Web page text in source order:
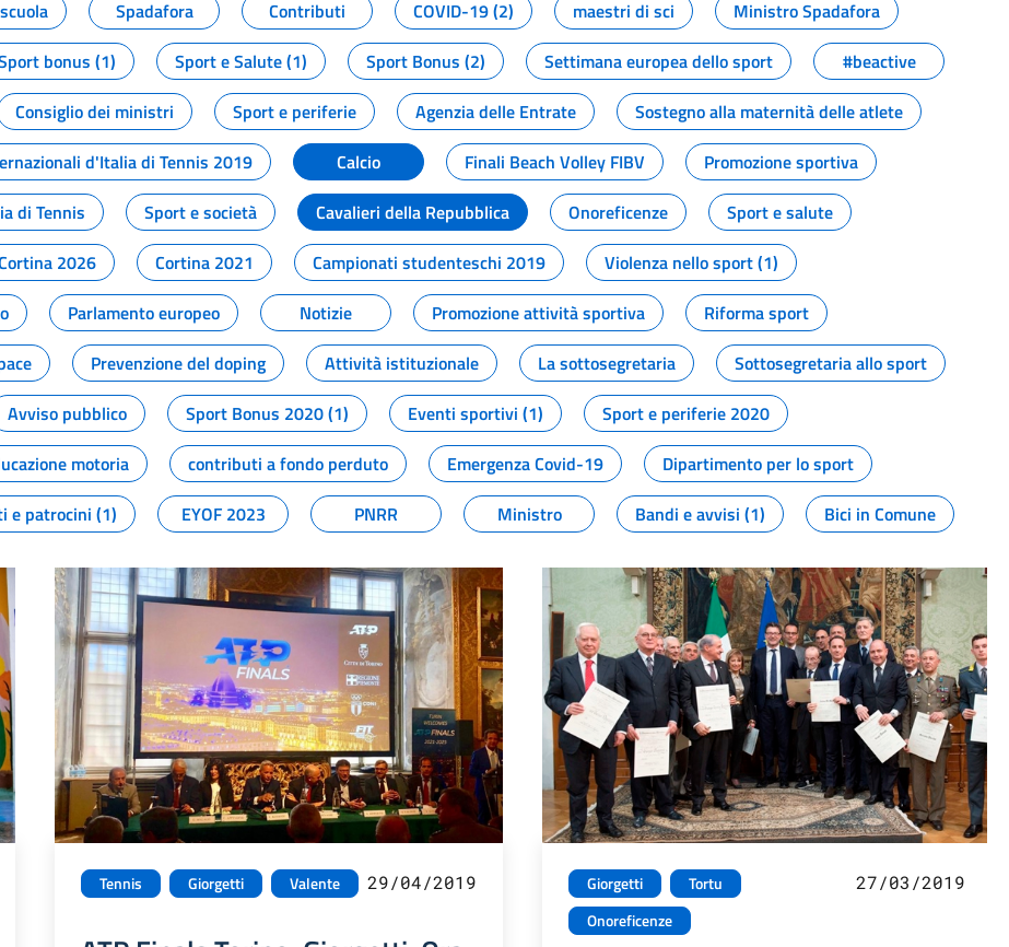
Spadafora Contributi COVID-19 (2) maestri di sci
Ministro Spadafora
bonus (1) Sport e Salute (1) Sport Bonus (2) Settimana europea dello sport
#beactive
Consiglio dei ministri Sport e periferie Agenzia delle Entrate
Sostegno alla maternità delle atlete
d'Italia di Tennis 2019 Calcio Finali Beach Volley FIBV
Promozione sportiva
di Tennis Sport e società Cavalieri della Repubblica Onoreficenze
Sport e salute
2026 Cortina 2021 Campionati studenteschi 2019
Violenza nello sport (1)
Parlamento europeo Notizie Promozione attività sportiva
Riforma sport
Prevenzione del doping Attività istituzionale La sottosegretaria
Sottosegretaria allo sport
Avviso pubblico Sport Bonus 2020 (1) Eventi sportivi (1)
Sport e periferie 2020
motoria contributi a fondo perduto Emergenza Covid-19
Dipartimento per lo sport
e patrocini (1) EYOF 2023 PNRR Ministro Bandi e avvisi (1) Bici in Comune
Tennis Giorgetti Valente 29/04/2019 Giorgetti
Tortu
Onoreficenze
27/03/2019